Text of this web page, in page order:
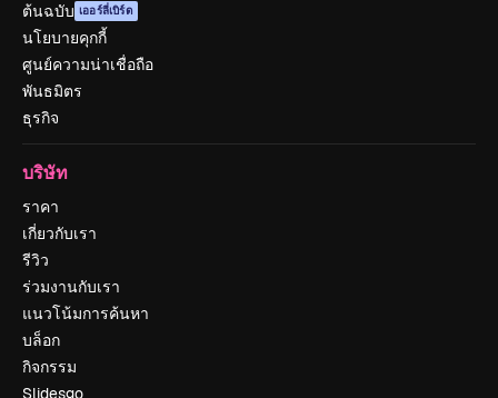
ต้นฉบับ เออร์ลี่เบิร์ด
นโยบายคุกกี้
ศูนย์ความน่าเชื่อถือ
พันธมิตร
ธุรกิจ
บริษัท
ราคา
เกี่ยวกับเรา
รีวิว
ร่วมงานกับเรา
แนวโน้มการค้นหา
บล็อก
กิจกรรม
Slidesgo